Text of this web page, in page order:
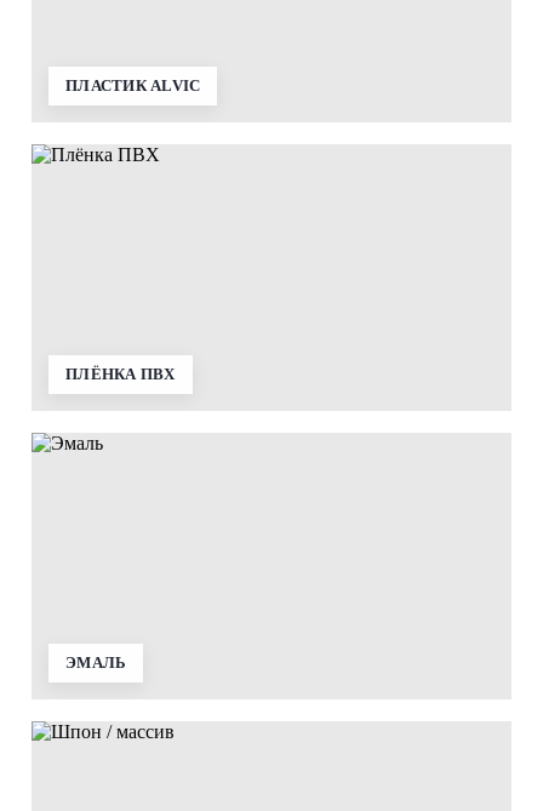
ПЛАСТИК ALVIC
ПЛЁНКА ПВХ
ЭМАЛЬ